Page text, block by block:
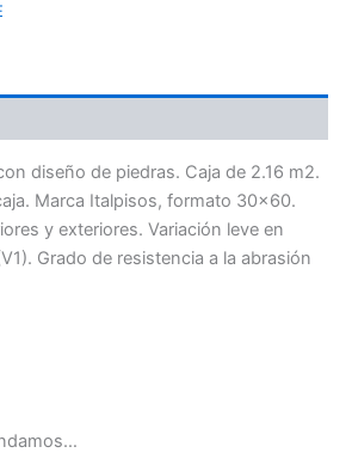
diseño de piedras. Caja de 2.16 m2.
Marca Italpisos, formato 30×60.
y exteriores. Variación leve en
Grado de resistencia a la abrasión